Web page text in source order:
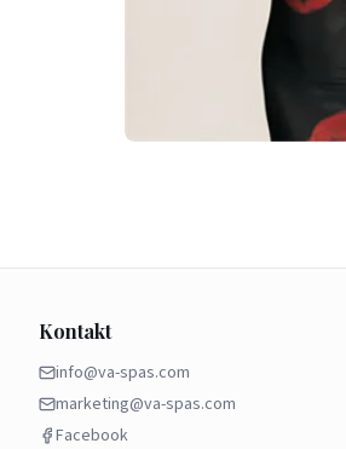
Kontakt
info@va-spas.com
marketing@va-spas.com
Facebook